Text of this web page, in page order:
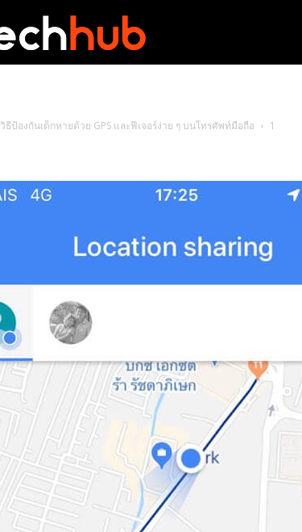
วิธีป้องกันเด็กหายด้วย GPS และฟีเจอร์ง่าย ๆ บนโทรศัพท์มือถือ 1